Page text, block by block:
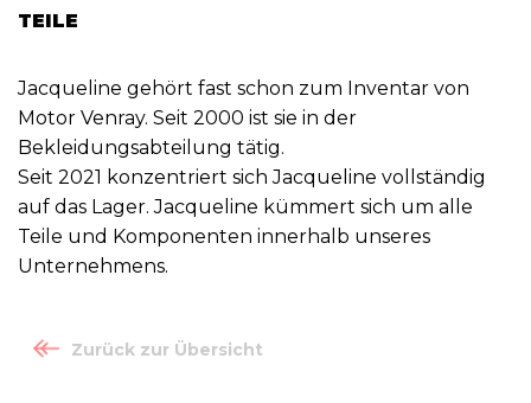
TEILE
Jacqueline gehört fast schon zum Inventar von
Motor Venray. Seit 2000 ist sie in der
Bekleidungsabteilung tätig.
Seit 2021 konzentriert sich Jacqueline vollständig
auf das Lager. Jacqueline kümmert sich um alle
Teile und Komponenten innerhalb unseres
Unternehmens.
Zurück zur Übersicht